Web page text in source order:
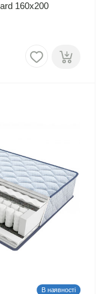
160х200
В наявності